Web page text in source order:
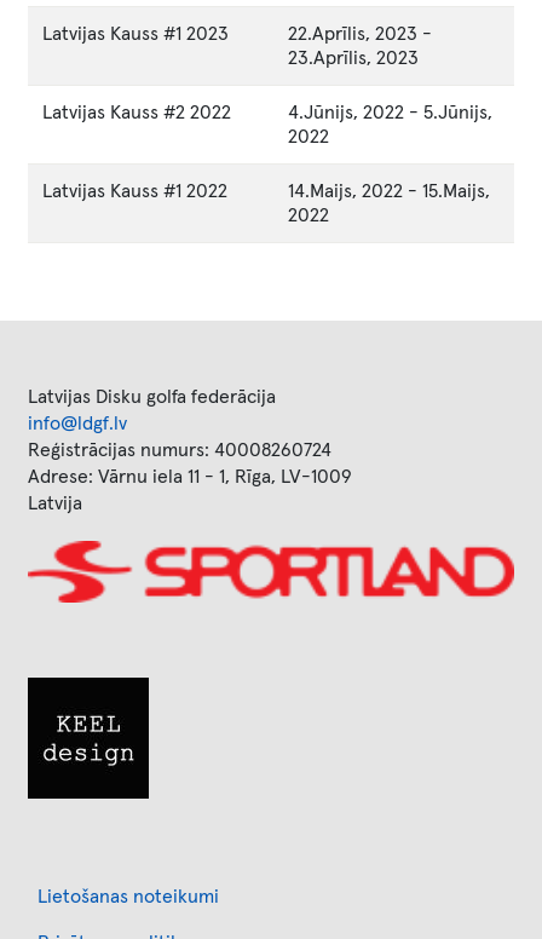
Latvijas Kauss #1 2023 22.Aprīlis, 2023 -
23.Aprīlis, 2023
Latvijas Kauss #2 2022 4.Jūnijs, 2022 - 5.Jūnijs,
2022
Latvijas Kauss #1 2022 14.Maijs, 2022 - 15.Maijs,
2022
Latvijas Disku golfa federācija
info@ldgf.lv
Reģistrācijas numurs: 40008260724
Adrese: Vārnu iela 11 - 1, Rīga, LV-1009
Latvija
Image
Lietošanas noteikumi